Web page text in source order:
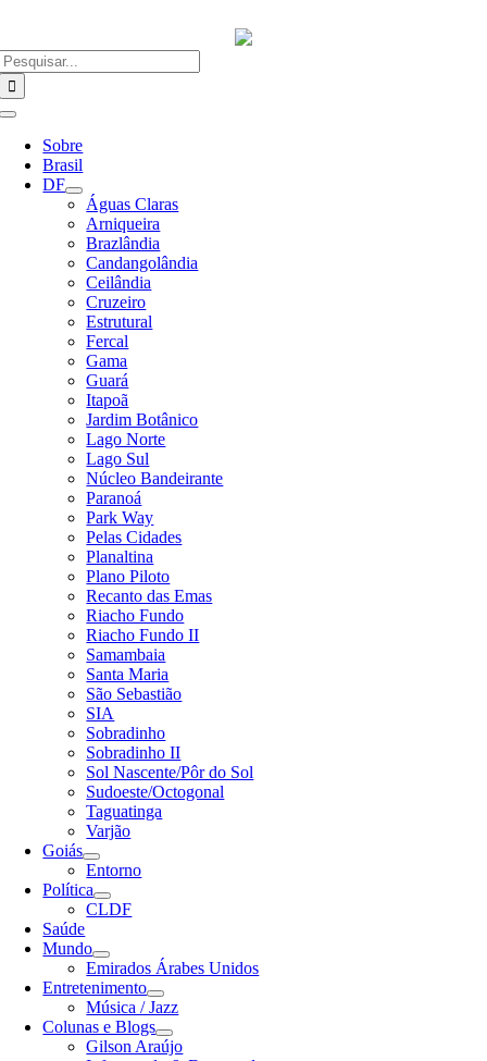
o
conteúdo
Alternar
Navegação
Sobre
Brasil
DF
Águas Claras
Arniqueira
Brazlândia
Candangolândia
Ceilândia
Cruzeiro
Estrutural
Fercal
Gama
Guará
Itapoã
Jardim Botânico
Lago Norte
Lago Sul
Núcleo Bandeirante
Paranoá
Park Way
Pelas Cidades
Planaltina
Plano Piloto
Recanto das Emas
Riacho Fundo
Riacho Fundo II
Samambaia
Santa Maria
São Sebastião
SIA
Sobradinho
Sobradinho II
Sol Nascente/Pôr do Sol
Sudoeste/Octogonal
Taguatinga
Varjão
Goiás
Entorno
Política
CLDF
Saúde
Mundo
Emirados Árabes Unidos
Entretenimento
Música / Jazz
Colunas e Blogs
Gilson Araújo